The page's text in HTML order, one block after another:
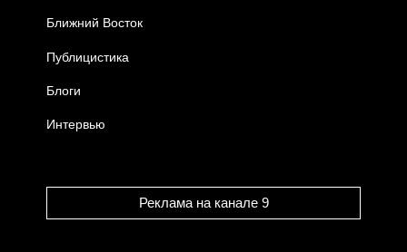
Ближний Восток
Публицистика
Блоги
Интервью
Реклама на канале 9